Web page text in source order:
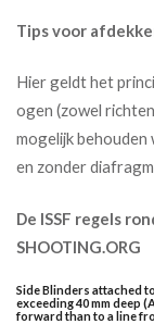
Tips voor
Hier geldt het
ogen (zowel
mogelijk
en zonder
De ISSF regels
SHOOTING.ORG
Side Blinders attached
exceeding 40 mm deep
forward than to a line